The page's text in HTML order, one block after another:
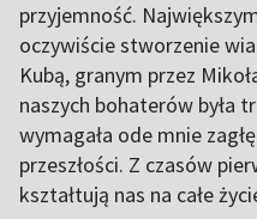
przyjemność.
oczywiście stworzenie
Kubą, granym przez
naszych bohaterów była
wymagała ode mnie
przeszłości. Z czasów
kształtują nas na całe